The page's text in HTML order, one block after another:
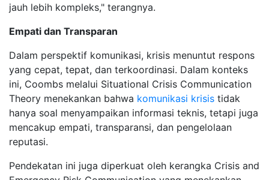
jauh lebih kompleks," terangnya.
Empati dan Transparan
Dalam perspektif komunikasi, krisis menuntut respons
yang cepat, tepat, dan terkoordinasi. Dalam konteks
ini, Coombs melalui Situational Crisis Communication
Theory menekankan bahwa komunikasi krisis tidak
hanya soal menyampaikan informasi teknis, tetapi juga
mencakup empati, transparansi, dan pengelolaan
reputasi.
Pendekatan ini juga diperkuat oleh kerangka Crisis and